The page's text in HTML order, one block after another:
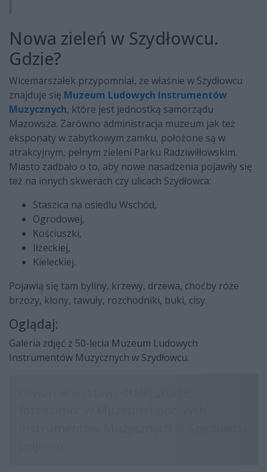
Nowa zieleń w Szydłowcu.
Gdzie?
Wicemarszałek przypomniał, że właśnie w Szydłowcu
znajduje się Muzeum Ludowych Instrumentów
Muzycznych, które jest jednostką samorządu
Mazowsza. Zarówno administracja muzeum jak też
eksponaty w zabytkowym zamku, położone są w
atrakcyjnym, pełnym zieleni Parku Radziwiłłowskim.
Miasto zadbało o to, aby nowe nasadzenia pojawiły się
też na innych skwerach czy ulicach Szydłowca:
Staszica na osiedlu Wschód,
Ogrodowej,
Kościuszki,
Iłżeckiej,
Kieleckiej.
Pojawią się tam byliny, krzewy, drzewa, choćby róże
brzozy, klony, tawuły, rozchodniki, buki, cisy.
Oglądaj:
Galeria zdjęć z 50-lecia Muzeum Ludowych
Instrumentów Muzycznych w Szydłowcu.